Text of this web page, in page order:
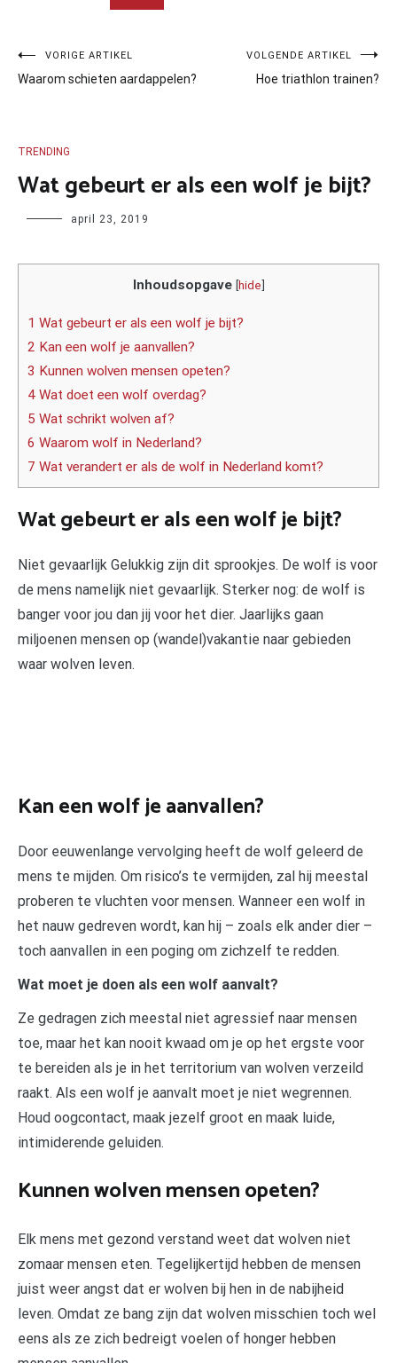
Bericht
navigatie
VORIGE ARTIKEL
Waarom schieten aardappelen?
VOLGENDE ARTIKEL
Hoe triathlon trainen?
TRENDING
Wat gebeurt er als een wolf je bijt?
Author april 23, 2019
Inhoudsopgave [hide]
1 Wat gebeurt er als een wolf je bijt?
2 Kan een wolf je aanvallen?
3 Kunnen wolven mensen opeten?
4 Wat doet een wolf overdag?
5 Wat schrikt wolven af?
6 Waarom wolf in Nederland?
7 Wat verandert er als de wolf in Nederland komt?
Wat gebeurt er als een wolf je bijt?
Niet gevaarlijk Gelukkig zijn dit sprookjes. De wolf is voor
de mens namelijk niet gevaarlijk. Sterker nog: de wolf is
banger voor jou dan jij voor het dier. Jaarlijks gaan
miljoenen mensen op (wandel)vakantie naar gebieden
waar wolven leven.
Kan een wolf je aanvallen?
Door eeuwenlange vervolging heeft de wolf geleerd de
mens te mijden. Om risico’s te vermijden, zal hij meestal
proberen te vluchten voor mensen. Wanneer een wolf in
het nauw gedreven wordt, kan hij – zoals elk ander dier –
toch aanvallen in een poging om zichzelf te redden.
Wat moet je doen als een wolf aanvalt?
Ze gedragen zich meestal niet agressief naar mensen
toe, maar het kan nooit kwaad om je op het ergste voor
te bereiden als je in het territorium van wolven verzeild
raakt. Als een wolf je aanvalt moet je niet wegrennen.
Houd oogcontact, maak jezelf groot en maak luide,
intimiderende geluiden.
Kunnen wolven mensen opeten?
Elk mens met gezond verstand weet dat wolven niet
zomaar mensen eten. Tegelijkertijd hebben de mensen
juist weer angst dat er wolven bij hen in de nabijheid
leven. Omdat ze bang zijn dat wolven misschien toch wel
eens als ze zich bedreigt voelen of honger hebben